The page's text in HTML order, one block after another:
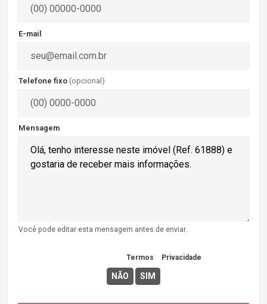
E-mail
Telefone fixo (opcional)
Mensagem
Você pode editar esta mensagem antes de enviar.
Termos Privacidade